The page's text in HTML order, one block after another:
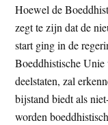
i
t
e
z
e
s
i
t
e
Hoewel de
zegt te zijn dat de
start ging in de
Boeddhistische
deelstaten, zal
bijstand biedt als
worden